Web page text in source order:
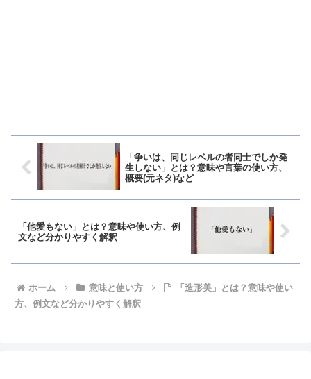
「争いは、同じレベルの者同士でしか発
生しない」とは？意味や言葉の使い方、
概要(元ネタ)など
「他愛もない」とは？意味や使い方、例
文など分かりやすく解釈
ホーム 意味と使い方
「造形美」とは？意味や使い
方、例文など分かりやすく解釈